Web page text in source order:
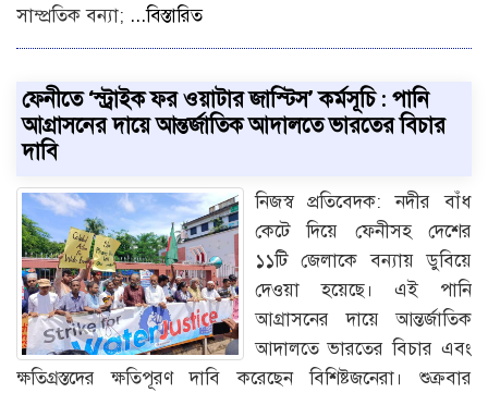
সাম্প্রতিক বন্যা; ...বিস্তারিত
ফেনীতে ‘স্ট্রাইক ফর ওয়াটার জাস্টিস’ কর্মসূচি : পানি
আগ্রাসনের দায়ে আন্তর্জাতিক আদালতে ভারতের বিচার
দাবি
নিজস্ব প্রতিবেদক: নদীর বাঁধ
কেটে দিয়ে ফেনীসহ দেশের
১১টি জেলাকে বন্যায় ডুবিয়ে
দেওয়া হয়েছে। এই পানি
আগ্রাসনের দায়ে আন্তর্জাতিক
আদালতে ভারতের বিচার এবং
ক্ষতিগ্রস্তদের ক্ষতিপূরণ দাবি করেছেন বিশিষ্টজনেরা। শুক্রবার